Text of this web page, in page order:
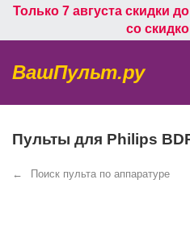
Только 7 августа скидки
со
ВашПульт.ру
Пульты для Philips
Поиск пульта по аппаратуре